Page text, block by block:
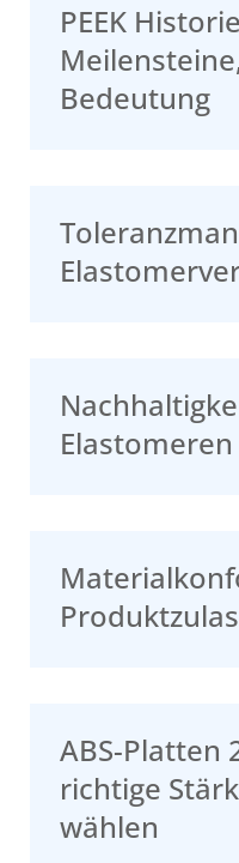
PEEK
Bedeutung
Elastomeren
ABS-Platten
richtige
wählen